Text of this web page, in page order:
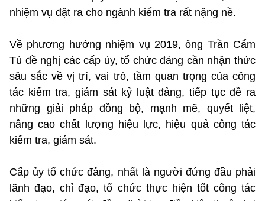
nhiệm vụ đặt ra cho ngành kiểm tra rất nặng nề.
Về phương hướng nhiệm vụ 2019, ông Trần Cẩm
Tú đề nghị các cấp ủy, tổ chức đảng cần nhận thức
sâu sắc về vị trí, vai trò, tầm quan trọng của công
tác kiểm tra, giám sát kỷ luật đảng, tiếp tục đề ra
những giải pháp đồng bộ, mạnh mẽ, quyết liệt,
nâng cao chất lượng hiệu lực, hiệu quả công tác
kiểm tra, giám sát.
Cấp ủy tổ chức đảng, nhất là người đứng đầu phải
lãnh đạo, chỉ đạo, tổ chức thực hiện tốt công tác